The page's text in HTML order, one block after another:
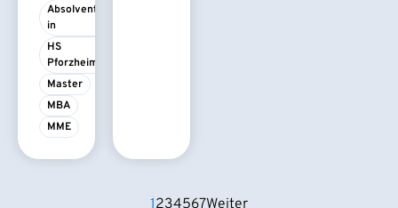
Absolvent/-
in
HS
Pforzheim
Master
MBA
MME